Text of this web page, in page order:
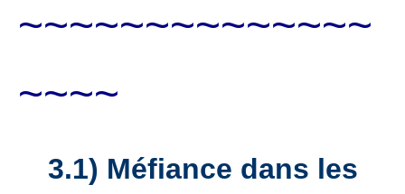
~~~~~~~~~~~~~~
~~~~
3.1) Méfiance dans les